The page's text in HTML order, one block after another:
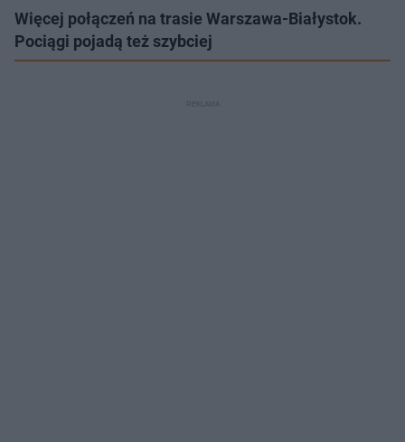
Więcej połączeń na trasie Warszawa-Białystok.
Pociągi pojadą też szybciej